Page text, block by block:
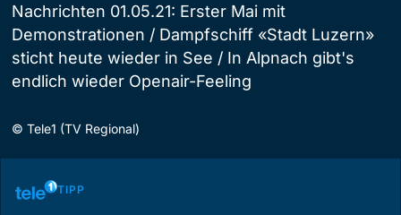
Nachrichten 01.05.21: Erster Mai mit
Demonstrationen / Dampfschiff «Stadt Luzern»
sticht heute wieder in See / In Alpnach gibt's
endlich wieder Openair-Feeling
© Tele1 (TV Regional)
TIPP